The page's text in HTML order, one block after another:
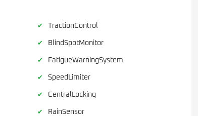
✔ TractionControl
✔ BlindSpotMonitor
✔ FatigueWarningSystem
✔ SpeedLimiter
✔ CentralLocking
✔ RainSensor